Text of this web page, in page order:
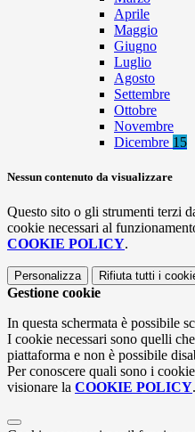
Aprile
Maggio
Giugno
Luglio
Agosto
Settembre
Ottobre
Novembre
Dicembre 15
Nessun contenuto da visualizzare
Questo sito o gli strumenti terzi
cookie necessari al
COOKIE POLICY.
Personalizza Rifiuta tutti i
Gestione cookie
In questa schermata è possibile
I cookie necessari sono quelli
piattaforma e non è possibile
Per conoscere quali sono i
visionare la COOKIE POLICY.